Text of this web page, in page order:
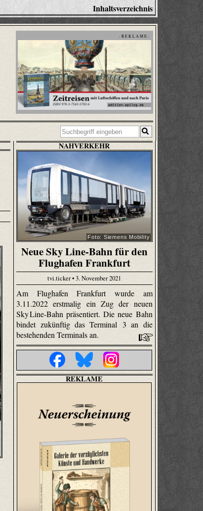
Inhaltsverzeichnis
- R E K L A M E -
NAHVERKEHR
Foto: Siemens Mobility
Neue Sky Line-Bahn für den
Flughafen Frankfurt
tvi.ticker • 3. November 2021
Am Flughafen Frankfurt wurde am
3.11.2022 erstmalig ein Zug der neuen
Sky Line-Bahn präsentiert. Die neue Bahn
bindet zukünftig das Terminal 3 an die
bestehenden Terminals an.
REKLAME